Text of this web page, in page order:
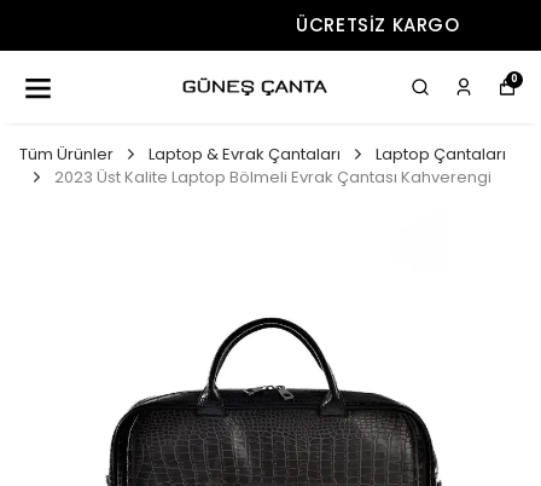
ÜCRETSIZ KARGO
0
Tüm Ürünler Laptop & Evrak Çantaları
Laptop Çantaları
2023 Üst Kalite Laptop Bölmeli Evrak Çantası Kahverengi